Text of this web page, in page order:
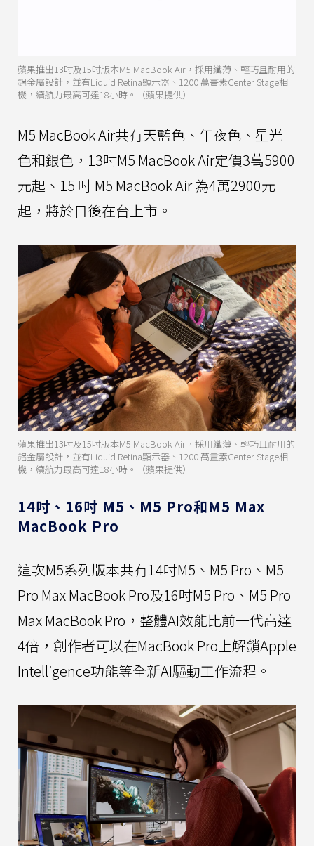
蘋果推出13吋及15吋版本M5 MacBook Air，採用纖薄、輕巧且耐用的
鋁金屬設計，並有Liquid Retina顯示器、1200 萬畫素Center Stage相
機，續航力最高可達18小時。（蘋果提供）
M5 MacBook Air共有天藍色、午夜色、星光
色和銀色，13吋M5 MacBook Air定價3萬5900
元起、15 吋 M5 MacBook Air 為4萬2900元
起，將於日後在台上市。
蘋果推出13吋及15吋版本M5 MacBook Air，採用纖薄、輕巧且耐用的
鋁金屬設計，並有Liquid Retina顯示器、1200 萬畫素Center Stage相
機，續航力最高可達18小時。（蘋果提供）
14吋、16吋 M5、M5 Pro和M5 Max
MacBook Pro
這次M5系列版本共有14吋M5、M5 Pro、M5
Pro Max MacBook Pro及16吋M5 Pro、M5 Pro
Max MacBook Pro，整體AI效能比前一代高達
4倍，創作者可以在MacBook Pro上解鎖Apple
Intelligence功能等全新AI驅動工作流程。